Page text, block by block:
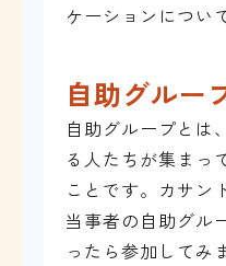
ケーションについ
自助グルー
自助グループとは
る人たちが集まっ
ことです。カサン
当事者の自助グル
ったら参加してみ